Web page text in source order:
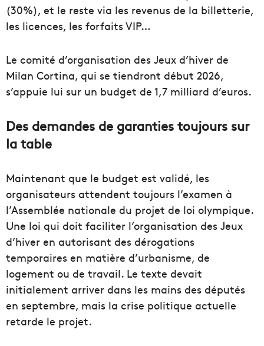
(30%), et le reste via les revenus de la billetterie,
les licences, les forfaits VIP…
Le comité d’organisation des Jeux d’hiver de
Milan Cortina, qui se tiendront début 2026,
s’appuie lui sur un budget de 1,7 milliard d’euros.
Des demandes de garanties toujours sur
la table
Maintenant que le budget est validé, les
organisateurs attendent toujours l’examen à
l’Assemblée nationale du projet de loi olympique.
Une loi qui doit faciliter l’organisation des Jeux
d’hiver en autorisant des dérogations
temporaires en matière d’urbanisme, de
logement ou de travail. Le texte devait
initialement arriver dans les mains des députés
en septembre, mais la crise politique actuelle
retarde le projet.